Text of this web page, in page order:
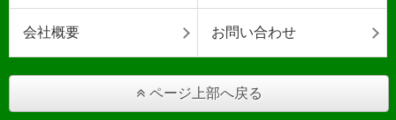
会社概要 お問い合わせ
ページ上部へ戻る